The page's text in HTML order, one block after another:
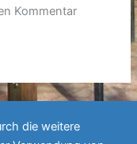
Kommentar
die weitere